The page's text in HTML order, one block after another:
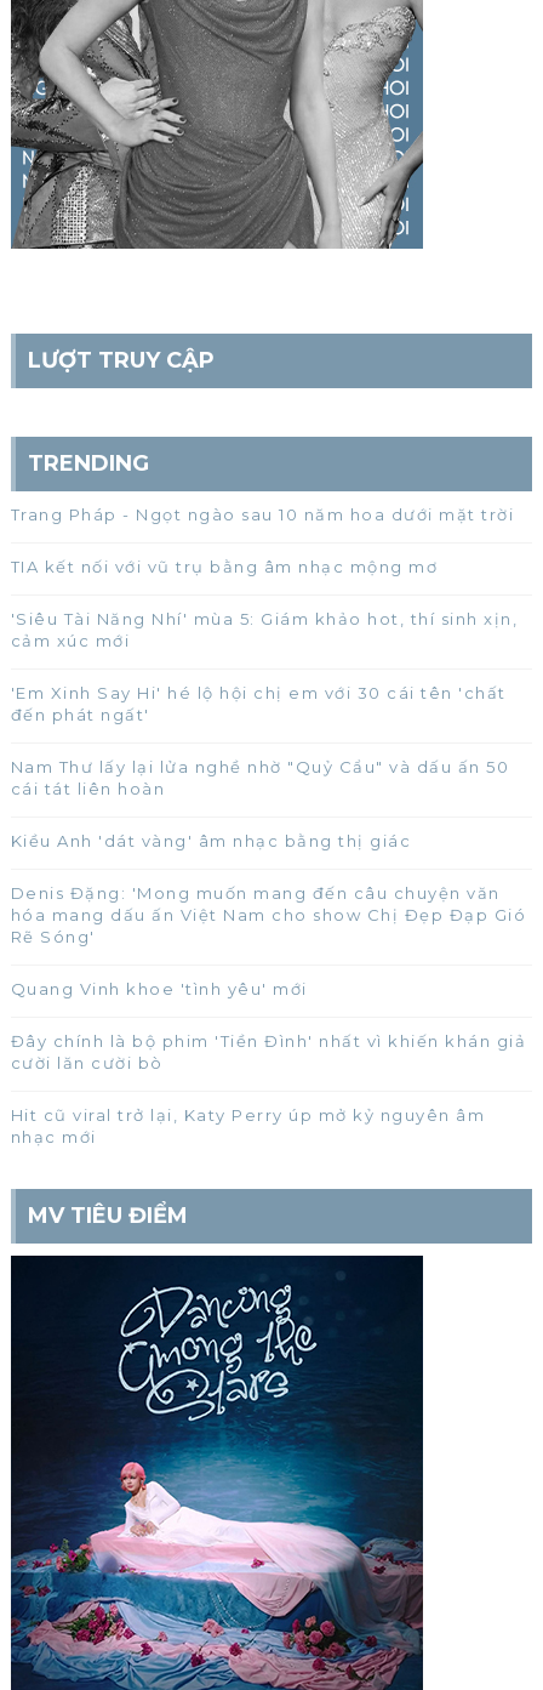
LƯỢT TRUY CẬP
TRENDING
Trang Pháp - Ngọt ngào sau 10 năm hoa dưới mặt trời
TIA kết nối với vũ trụ bằng âm nhạc mộng mơ
'Siêu Tài Năng Nhí' mùa 5: Giám khảo hot, thí sinh xịn,
cảm xúc mới
'Em Xinh Say Hi' hé lộ hội chị em với 30 cái tên 'chất
đến phát ngất'
Nam Thư lấy lại lửa nghề nhờ "Quỷ Cẩu" và dấu ấn 50
cái tát liên hoàn
Kiều Anh 'dát vàng' âm nhạc bằng thị giác
Denis Đặng: 'Mong muốn mang đến câu chuyện văn
hóa mang dấu ấn Việt Nam cho show Chị Đẹp Đạp Gió
Rẽ Sóng'
Quang Vinh khoe 'tình yêu' mới
Đây chính là bộ phim 'Tiền Đình' nhất vì khiến khán giả
cười lăn cười bò
Hit cũ viral trở lại, Katy Perry úp mở kỷ nguyên âm
nhạc mới
MV TIÊU ĐIỂM